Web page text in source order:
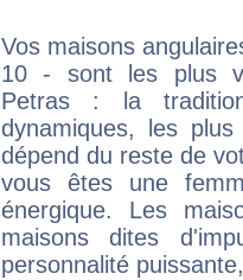
Vos maisons
10 - sont les plus
Petras : la
dynamiques, les
dépend du reste de
vous êtes une
énergique. Les
maisons dites
personnalité